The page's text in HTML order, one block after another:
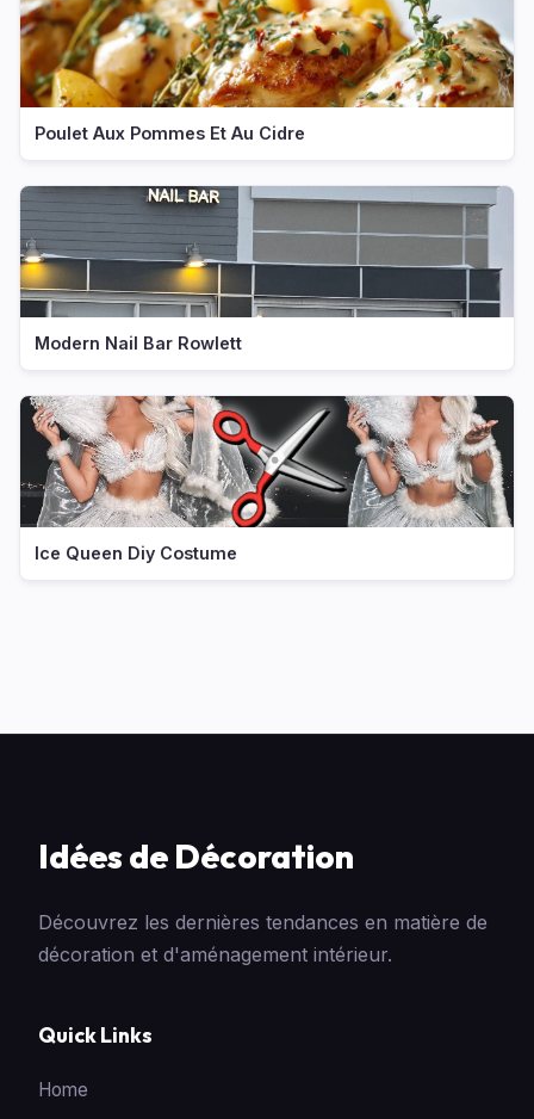
Poulet Aux Pommes Et Au Cidre
Modern Nail Bar Rowlett
Ice Queen Diy Costume
Idées de Décoration
Découvrez les dernières tendances en matière de
décoration et d'aménagement intérieur.
Quick Links
Home